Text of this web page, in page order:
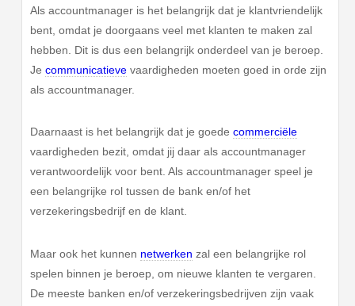
Als accountmanager is het belangrijk dat je klantvriendelijk
bent, omdat je doorgaans veel met klanten te maken zal
hebben. Dit is dus een belangrijk onderdeel van je beroep.
Jecommunicatieve vaardigheden moeten goed in orde zijn
als accountmanager.
Daarnaast is het belangrijk dat je goedecommerciële
vaardigheden bezit, omdat jij daar als accountmanager
verantwoordelijk voor bent. Als accountmanager speel je
een belangrijke rol tussen de bank en/of het
verzekeringsbedrijf en de klant.
Maar ook het kunnen netwerken zal een belangrijke rol
spelen binnen je beroep, om nieuwe klanten te vergaren.
De meeste banken en/of verzekeringsbedrijven zijn vaak